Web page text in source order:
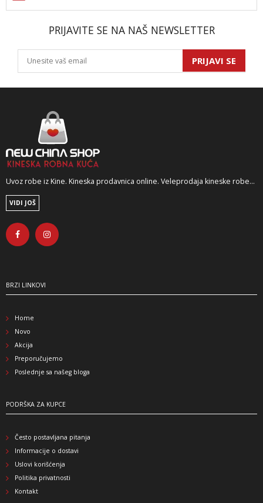
PRIJAVITE SE NA NAŠ NEWSLETTER
PRIJAVI SE
Uvoz robe iz Kine. Kineska prodavnica online. Veleprodaja kineske robe...
VIDI JOŠ
BRZI LINKOVI
Home
Novo
Akcija
Preporučujemo
Poslednje sa našeg bloga
PODRŠKA ZA KUPCE
Često postavljana pitanja
Informacije o dostavi
Uslovi korišćenja
Politika privatnosti
Kontakt